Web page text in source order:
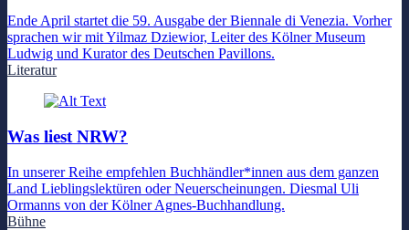
Ende April startet die 59. Ausgabe der Biennale di Venezia. Vorher
sprachen wir mit Yilmaz Dziewior, Leiter des Kölner Museum
Ludwig und Kurator des Deutschen Pavillons.
Literatur
Was liest NRW?
In unserer Reihe empfehlen Buchhändler*innen aus dem ganzen
Land Lieblingslektüren oder Neuerscheinungen. Diesmal Uli
Ormanns von der Kölner Agnes-Buchhandlung.
Bühne